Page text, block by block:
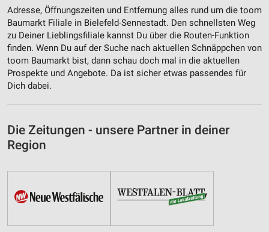
Adresse, Öffnungszeiten und Entfernung alles rund um die toom
Baumarkt Filiale in Bielefeld-Sennestadt. Den schnellsten Weg
zu Deiner Lieblingsfiliale kannst Du über die Routen-Funktion
finden. Wenn Du auf der Suche nach aktuellen Schnäppchen von
toom Baumarkt bist, dann schau doch mal in die aktuellen
Prospekte und Angebote. Da ist sicher etwas passendes für
Dich dabei.
Die Zeitungen - unsere Partner in deiner
Region